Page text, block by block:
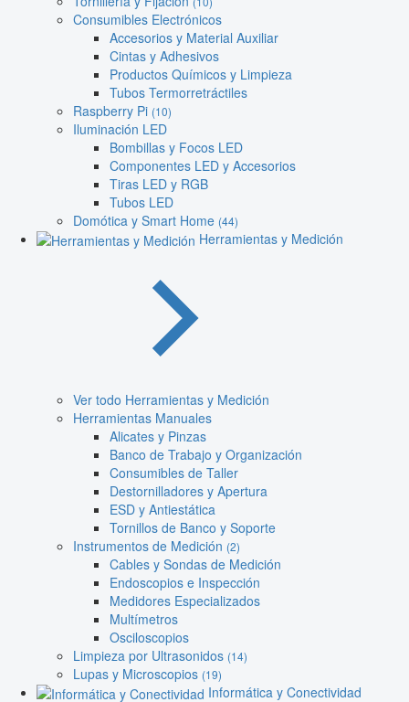
Consumibles Electrónicos
Accesorios y Material Auxiliar
Cintas y Adhesivos
Productos Químicos y Limpieza
Tubos Termorretráctiles
Raspberry Pi (10)
Iluminación LED
Bombillas y Focos LED
Componentes LED y Accesorios
Tiras LED y RGB
Tubos LED
Domótica y Smart Home (44)
Herramientas y Medición
Ver todo Herramientas y Medición
Herramientas Manuales
Alicates y Pinzas
Banco de Trabajo y Organización
Consumibles de Taller
Destornilladores y Apertura
ESD y Antiestática
Tornillos de Banco y Soporte
Instrumentos de Medición (2)
Cables y Sondas de Medición
Endoscopios e Inspección
Medidores Especializados
Multímetros
Osciloscopios
Limpieza por Ultrasonidos (14)
Lupas y Microscopios (19)
Informática y Conectividad